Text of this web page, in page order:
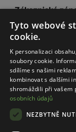
Zákaznická
Společnost
Rady
Tyto webové
cookie.
K personalizaci
soubory cookie.
sdílíme s našimi
kombinovat s dalšími
shromáždili při vašem
osobních údajů
NEZBYTNĚ